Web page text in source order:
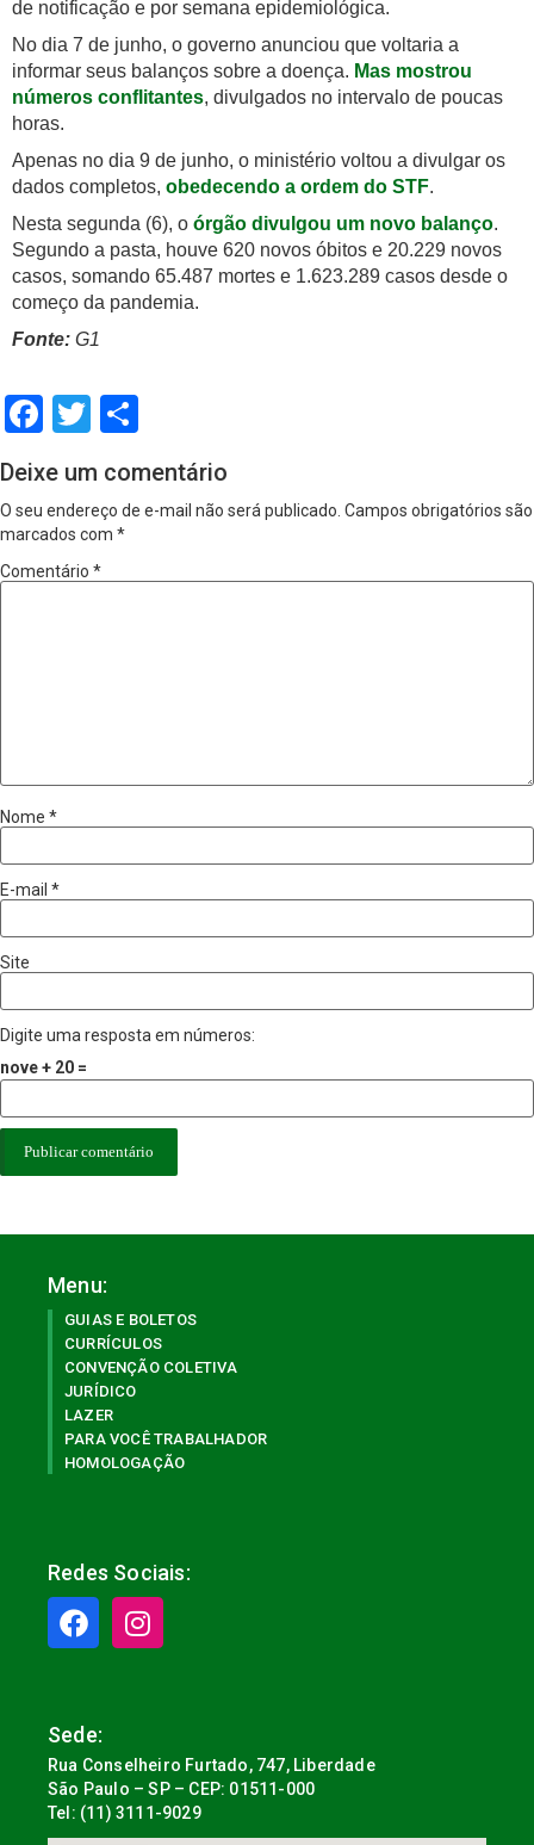
de notificação e por semana epidemiológica.
No dia 7 de junho, o governo anunciou que voltaria a
informar seus balanços sobre a doença. Mas mostrou
números conflitantes, divulgados no intervalo de poucas
horas.
Apenas no dia 9 de junho, o ministério voltou a divulgar os
dados completos, obedecendo a ordem do STF.
Nesta segunda (6), o órgão divulgou um novo balanço.
Segundo a pasta, houve 620 novos óbitos e 20.229 novos
casos, somando 65.487 mortes e 1.623.289 casos desde o
começo da pandemia.
Fonte: G1
Facebook
Twitter
Deixe um comentário
O seu endereço de e-mail não será publicado. Campos obrigatórios são
marcados com *
Comentário *
Nome *
E-mail *
Site
Digite uma resposta em números:
nove + 20 =
Menu:
GUIAS E BOLETOS
CURRÍCULOS
CONVENÇÃO COLETIVA
JURÍDICO
LAZER
PARA VOCÊ TRABALHADOR
HOMOLOGAÇÃO
Redes Sociais:
Sede:
Rua Conselheiro Furtado, 747, Liberdade
São Paulo – SP – CEP: 01511-000
Tel: (11) 3111-9029